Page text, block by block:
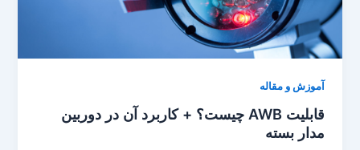
آموزش و مقاله
قابلیت AWB چیست؟ + کاربرد آن در دوربین
مدار بسته